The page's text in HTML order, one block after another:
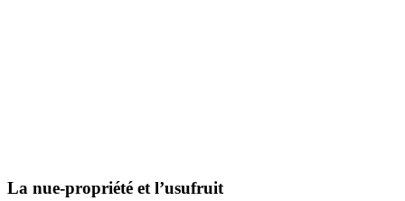
La nue-propriété et l’usufruit